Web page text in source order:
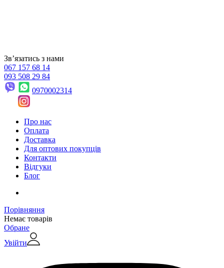
Звʼязатись з нами
067 157 68 14
093 508 29 84
0970002314
Про нас
Оплата
Доставка
Для оптових покупців
Контакти
Відгуки
Блог
Порівняння
Немає товарів
Обране
Увійти